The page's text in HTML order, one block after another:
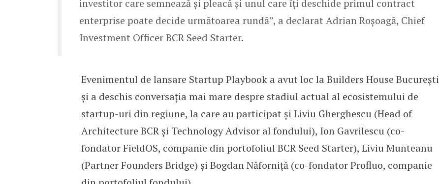
investitor care semnează și pleacă și unul care îți deschide primul contract
enterprise poate decide următoarea rundă”, a declarat Adrian Roșoagă, Chief
Investment Officer BCR Seed Starter.
Evenimentul de lansare Startup Playbook a avut loc la Builders House București
și a deschis conversația mai mare despre stadiul actual al ecosistemului de
startup-uri din regiune, la care au participat și Liviu Gherghescu (Head of
Architecture BCR și Technology Advisor al fondului), Ion Gavrilescu (co-
fondator FieldOS, companie din portofoliul BCR Seed Starter), Liviu Munteanu
(Partner Founders Bridge) și Bogdan Năforniță (co-fondator Profluo, companie